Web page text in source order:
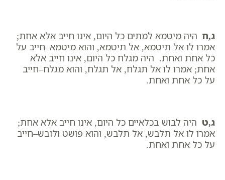
ג,ח היה מיטמא למתים כל היום, אינו חייב אלא אחת;
אמרו לו אל תיטמא, אל תיטמא, והוא מיטמא–חייב על
כל אחת ואחת. היה מגלח כל היום, אינו חייב אלא
אחת; אמרו לו אל תגלח, אל תגלח, והוא מגלח–חייב
על כל אחת ואחת.
ג,ט היה לבוש בכלאיים כל היום, אינו חייב אלא אחת;
אמרו לו אל תלבש, אל תלבש, והוא פושט ולובש–חייב
על כל אחת ואחת.